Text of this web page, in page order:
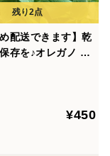
め配送できます】乾
保存を♪オレガノ
¥450